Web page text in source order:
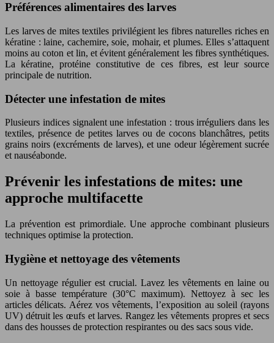
Préférences alimentaires des larves
Les larves de mites textiles privilégient les fibres naturelles riches en
kératine : laine, cachemire, soie, mohair, et plumes. Elles s’attaquent
moins au coton et lin, et évitent généralement les fibres synthétiques.
La kératine, protéine constitutive de ces fibres, est leur source
principale de nutrition.
Détecter une infestation de mites
Plusieurs indices signalent une infestation : trous irréguliers dans les
textiles, présence de petites larves ou de cocons blanchâtres, petits
grains noirs (excréments de larves), et une odeur légèrement sucrée
et nauséabonde.
Prévenir les infestations de mites: une
approche multifacette
La prévention est primordiale. Une approche combinant plusieurs
techniques optimise la protection.
Hygiène et nettoyage des vêtements
Un nettoyage régulier est crucial. Lavez les vêtements en laine ou
soie à basse température (30°C maximum). Nettoyez à sec les
articles délicats. Aérez vos vêtements, l’exposition au soleil (rayons
UV) détruit les œufs et larves. Rangez les vêtements propres et secs
dans des housses de protection respirantes ou des sacs sous vide.